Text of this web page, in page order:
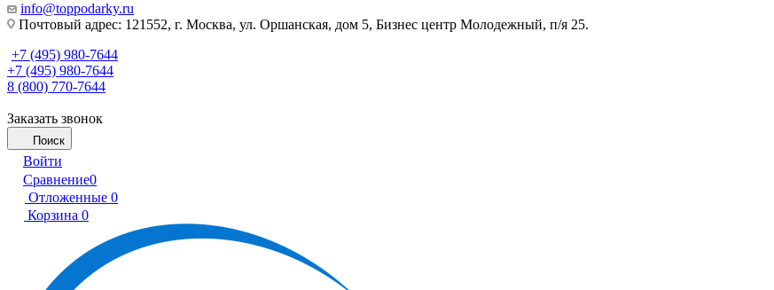
info@toppodarky.ru
Почтовый адрес: 121552, г. Москва, ул. Оршанская, дом 5, Бизнес центр Молодежный, п/я 25.
+7 (495) 980-7644
+7 (495) 980-7644
8 (800) 770-7644
Заказать звонок
Поиск
Войти
Сравнение0
Отложенные 0
Корзина 0